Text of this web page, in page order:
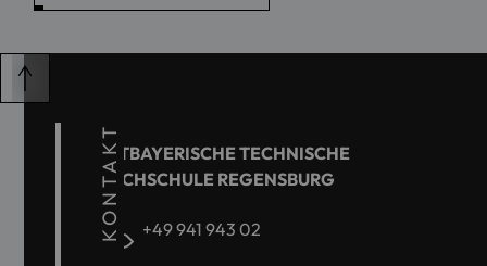
KONTAKT
OSTBAYERISCHE TECHNISCHE
HOCHSCHULE REGENSBURG
+49 941 943 02